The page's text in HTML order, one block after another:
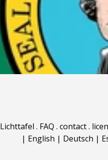
Lichttafel . FAQ . contact.
| English | Deutsch |